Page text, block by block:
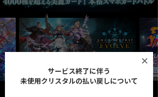
サービス終了に伴う
未使用クリスタルの払い戻しについて